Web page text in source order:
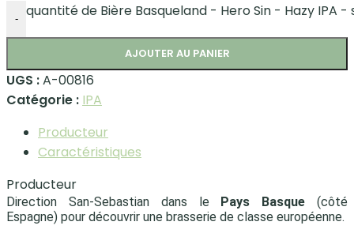
- quantité de Bière Basqueland - Hero Sin - Hazy IPA
AJOUTER AU PANIER
UGS :A-00816
Catégorie : IPA
Producteur
Caractéristiques
Producteur
Direction San-Sebastian dans le Pays Basque (côté
Espagne) pour découvrir une brasserie de classe européenne.